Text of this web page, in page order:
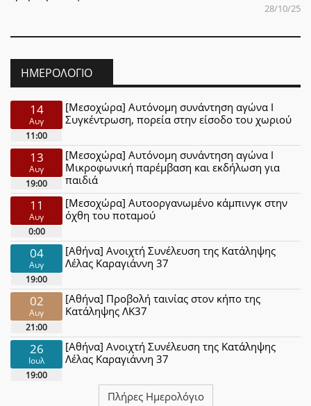
28/10/25
ΗΜΕΡΟΛΌΓΙΟ
14
Αυγ
11:00
[Μεσοχώρα] Αυτόνομη συνάντηση αγώνα Ι
Συγκέντρωση, πορεία στην είσοδο του χωριού
13
Αυγ
19:00
[Μεσοχώρα] Αυτόνομη συνάντηση αγώνα Ι
Μικροφωνική παρέμβαση και εκδήλωση για
παιδιά
11
Αυγ
0:00
[Μεσοχώρα] Αυτοοργανωμένο κάμπινγκ στην
όχθη του ποταμού
04
Αυγ
19:00
[Αθήνα] Ανοιχτή Συνέλευση της Κατάληψης
Λέλας Καραγιάννη 37
02
Αυγ
21:00
[Αθήνα] Προβολή ταινίας στον κήπο της
Κατάληψης ΛΚ37
26
Ιουλ
19:00
[Αθήνα] Ανοιχτή Συνέλευση της Κατάληψης
Λέλας Καραγιάννη 37
Πλήρες Ημερολόγιο